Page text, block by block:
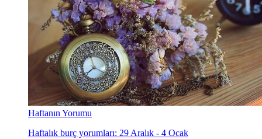
Haftanın Yorumu
Haftalık burç yorumları: 29 Aralık - 4 Ocak